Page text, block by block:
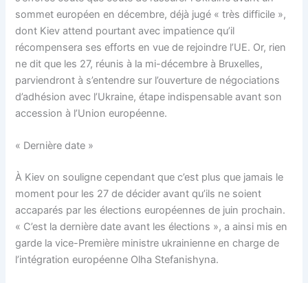
sommet européen en décembre, déjà jugé « très difficile »,
dont Kiev attend pourtant avec impatience qu’il
récompensera ses efforts en vue de rejoindre l’UE. Or, rien
ne dit que les 27, réunis à la mi-décembre à Bruxelles,
parviendront à s’entendre sur l’ouverture de négociations
d’adhésion avec l’Ukraine, étape indispensable avant son
accession à l’Union européenne.
« Dernière date »
À Kiev on souligne cependant que c’est plus que jamais le
moment pour les 27 de décider avant qu’ils ne soient
accaparés par les élections européennes de juin prochain.
« C’est la dernière date avant les élections », a ainsi mis en
garde la vice-Première ministre ukrainienne en charge de
l’intégration européenne Olha Stefanishyna.